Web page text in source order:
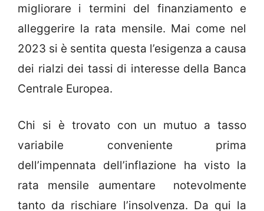
migliorare i termini del finanziamento e
alleggerire la rata mensile. Mai come nel
2023 si è sentita questa l’esigenza a causa
dei rialzi dei tassi di interesse della Banca
Centrale Europea.
Chi si è trovato con un mutuo a tasso
variabile conveniente prima
dell’impennata dell’inflazione ha visto la
rata mensile aumentare notevolmente
tanto da rischiare l’insolvenza. Da qui la